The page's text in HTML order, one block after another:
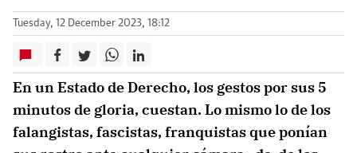
Tuesday, 12 December 2023, 18:12
En un Estado de Derecho, los gestos por sus 5
minutos de gloria, cuestan. Lo mismo lo de los
falangistas, fascistas, franquistas que ponían